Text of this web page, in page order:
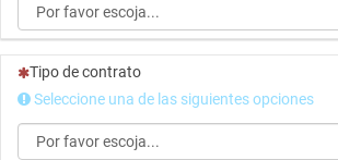
(Esta pregunta es obligatoria)
Tipo de contrato
Seleccione una de las siguientes opciones